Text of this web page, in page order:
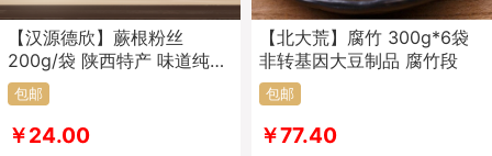
【汉源德欣】蕨根粉丝
200g/袋 陕西特产 味道纯正
口感细腻顺滑
包邮
￥24.00
【北大荒】腐竹 300g*6袋
非转基因大豆制品 腐竹段
包邮
￥77.40